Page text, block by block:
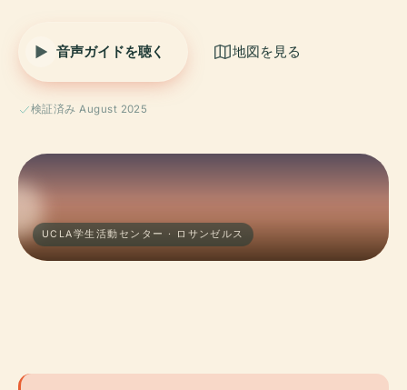
音声ガイドを聴く 地図を見る
検証済み August 2025
UCLA学生活動センター · ロサンゼルス